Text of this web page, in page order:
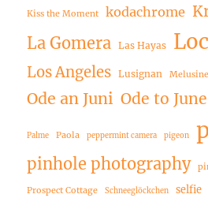
Kiss the Moment kodachrome
La Gomera Las Hayas
Los Angeles Lusignan Melusine
Ode an Juni Ode to June
Palme Paola peppermint camera pigeon
pinhole photography
Prospect Cottage Schneeglöckchen selfie